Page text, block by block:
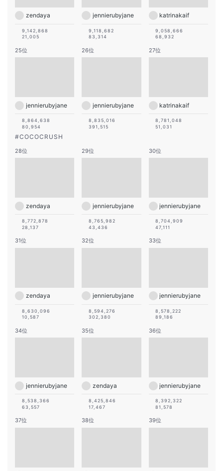
zendaya
9,142,868
21,005
jennierubyjane
9,118,682
83,314
katrinakaif
9,058,666
68,932
25位
jennierubyjane
8,864,638
80,954
#COCOCRUSH
26位
jennierubyjane
8,835,016
391,515
27位
katrinakaif
8,781,048
51,031
28位
zendaya
8,772,878
28,137
29位
jennierubyjane
8,765,982
43,436
30位
jennierubyjane
8,704,909
47,111
31位
zendaya
8,630,096
10,587
32位
jennierubyjane
8,594,276
302,380
33位
jennierubyjane
8,578,222
89,186
34位
jennierubyjane
8,538,366
63,557
35位
zendaya
8,425,846
17,467
36位
jennierubyjane
8,392,322
81,578
37位 38位 39位